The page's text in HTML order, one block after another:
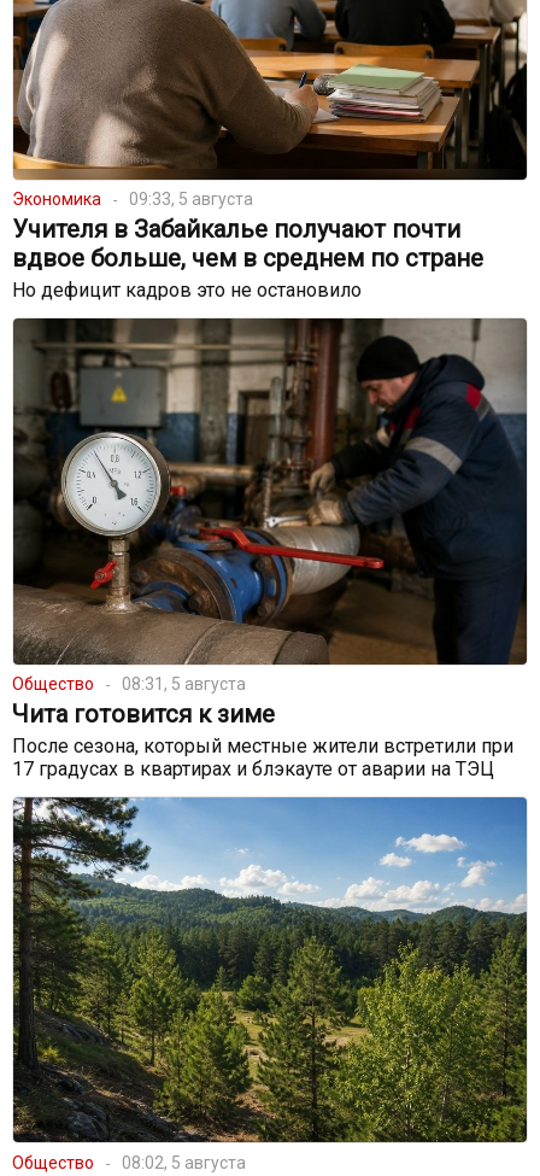
Экономика 09:33, 5 августа
Учителя в Забайкалье получают почти
вдвое больше, чем в среднем по стране
Но дефицит кадров это не остановило
Общество 08:31, 5 августа
Чита готовится к зиме
После сезона, который местные жители встретили при
17 градусах в квартирах и блэкауте от аварии на ТЭЦ
Общество 08:02, 5 августа